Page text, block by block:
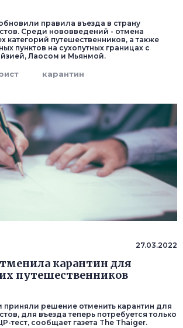
правила въезда в страну
Среди нововведений - отмена
категорий путешественников, а также
пунктов на сухопутных границах с
Лаосом и Мьянмой.
карантин
27.03.2022
карантин для
путешественников
приняли решение отменить карантин для
для въезда теперь потребуется только
тест, сообщает газета The Thaiger.